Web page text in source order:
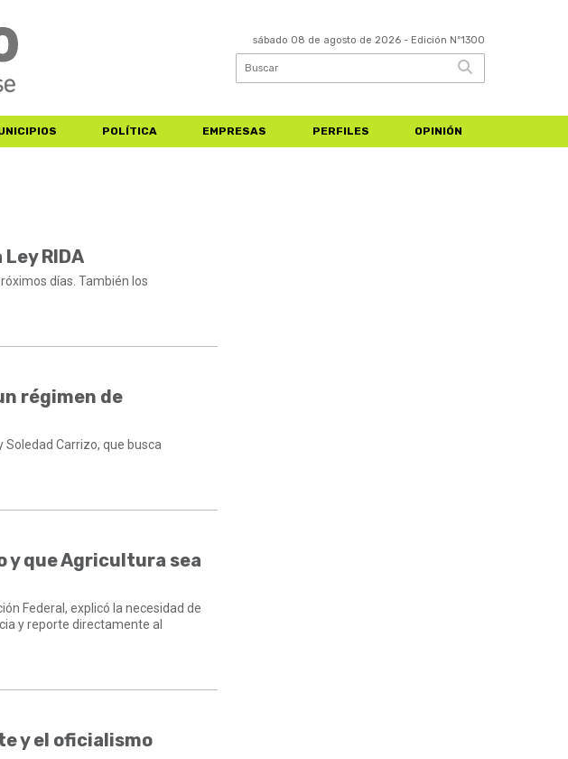
sábado 08 de agosto de 2026 - Edición Nº1300
POLÍTICA EMPRESAS PERFILES OPINIÓN
RIDA
días. También los
régimen de
Soledad Carrizo, que busca
y que Agricultura sea
Federal, explicó la necesidad de
y reporte directamente al
y el oficialismo